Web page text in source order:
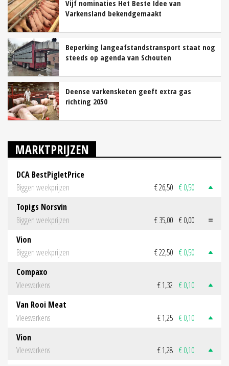
Vijf nominaties Het Beste Idee van
Varkensland bekendgemaakt
Beperking langeafstandstransport staat nog
steeds op agenda van Schouten
Deense varkensketen geeft extra gas
richting 2050
MARKTPRIJZEN
DCA BestPigletPrice
Biggen weekprijzen
€ 26,50 € 0,50
Topigs Norsvin
Biggen weekprijzen
€ 35,00 € 0,00
Vion
Biggen weekprijzen
€ 22,50 € 0,50
Compaxo
Vleesvarkens
€ 1,32 € 0,10
Van Rooi Meat
Vleesvarkens
€ 1,25 € 0,10
Vion
Vleesvarkens
€ 1,28 € 0,10